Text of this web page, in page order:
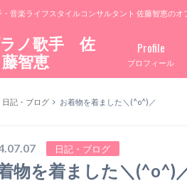
・音楽ライフスタイルコンサルタント 佐藤智恵のオ
プロフィール
Profile
日記・ブログ お着物を着ました＼(^o^)／
日記・ブログ
物を着ました＼(^o^)